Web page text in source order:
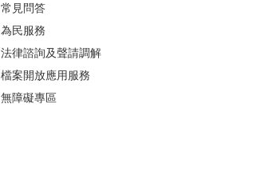
常見問答
為民服務
法律諮詢及聲請調解
檔案開放應用服務
無障礙專區